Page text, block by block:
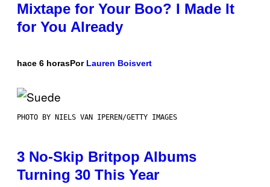
Mixtape for Your Boo? I Made It
for You Already
hace 6 horasPor Lauren Boisvert
PHOTO BY NIELS VAN IPEREN/GETTY IMAGES
3 No-Skip Britpop Albums
Turning 30 This Year